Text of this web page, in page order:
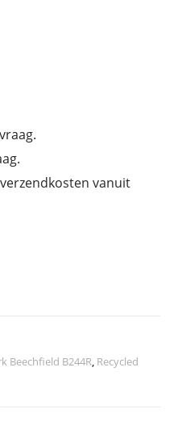
vanuit
Beechfield B244R, Recycled